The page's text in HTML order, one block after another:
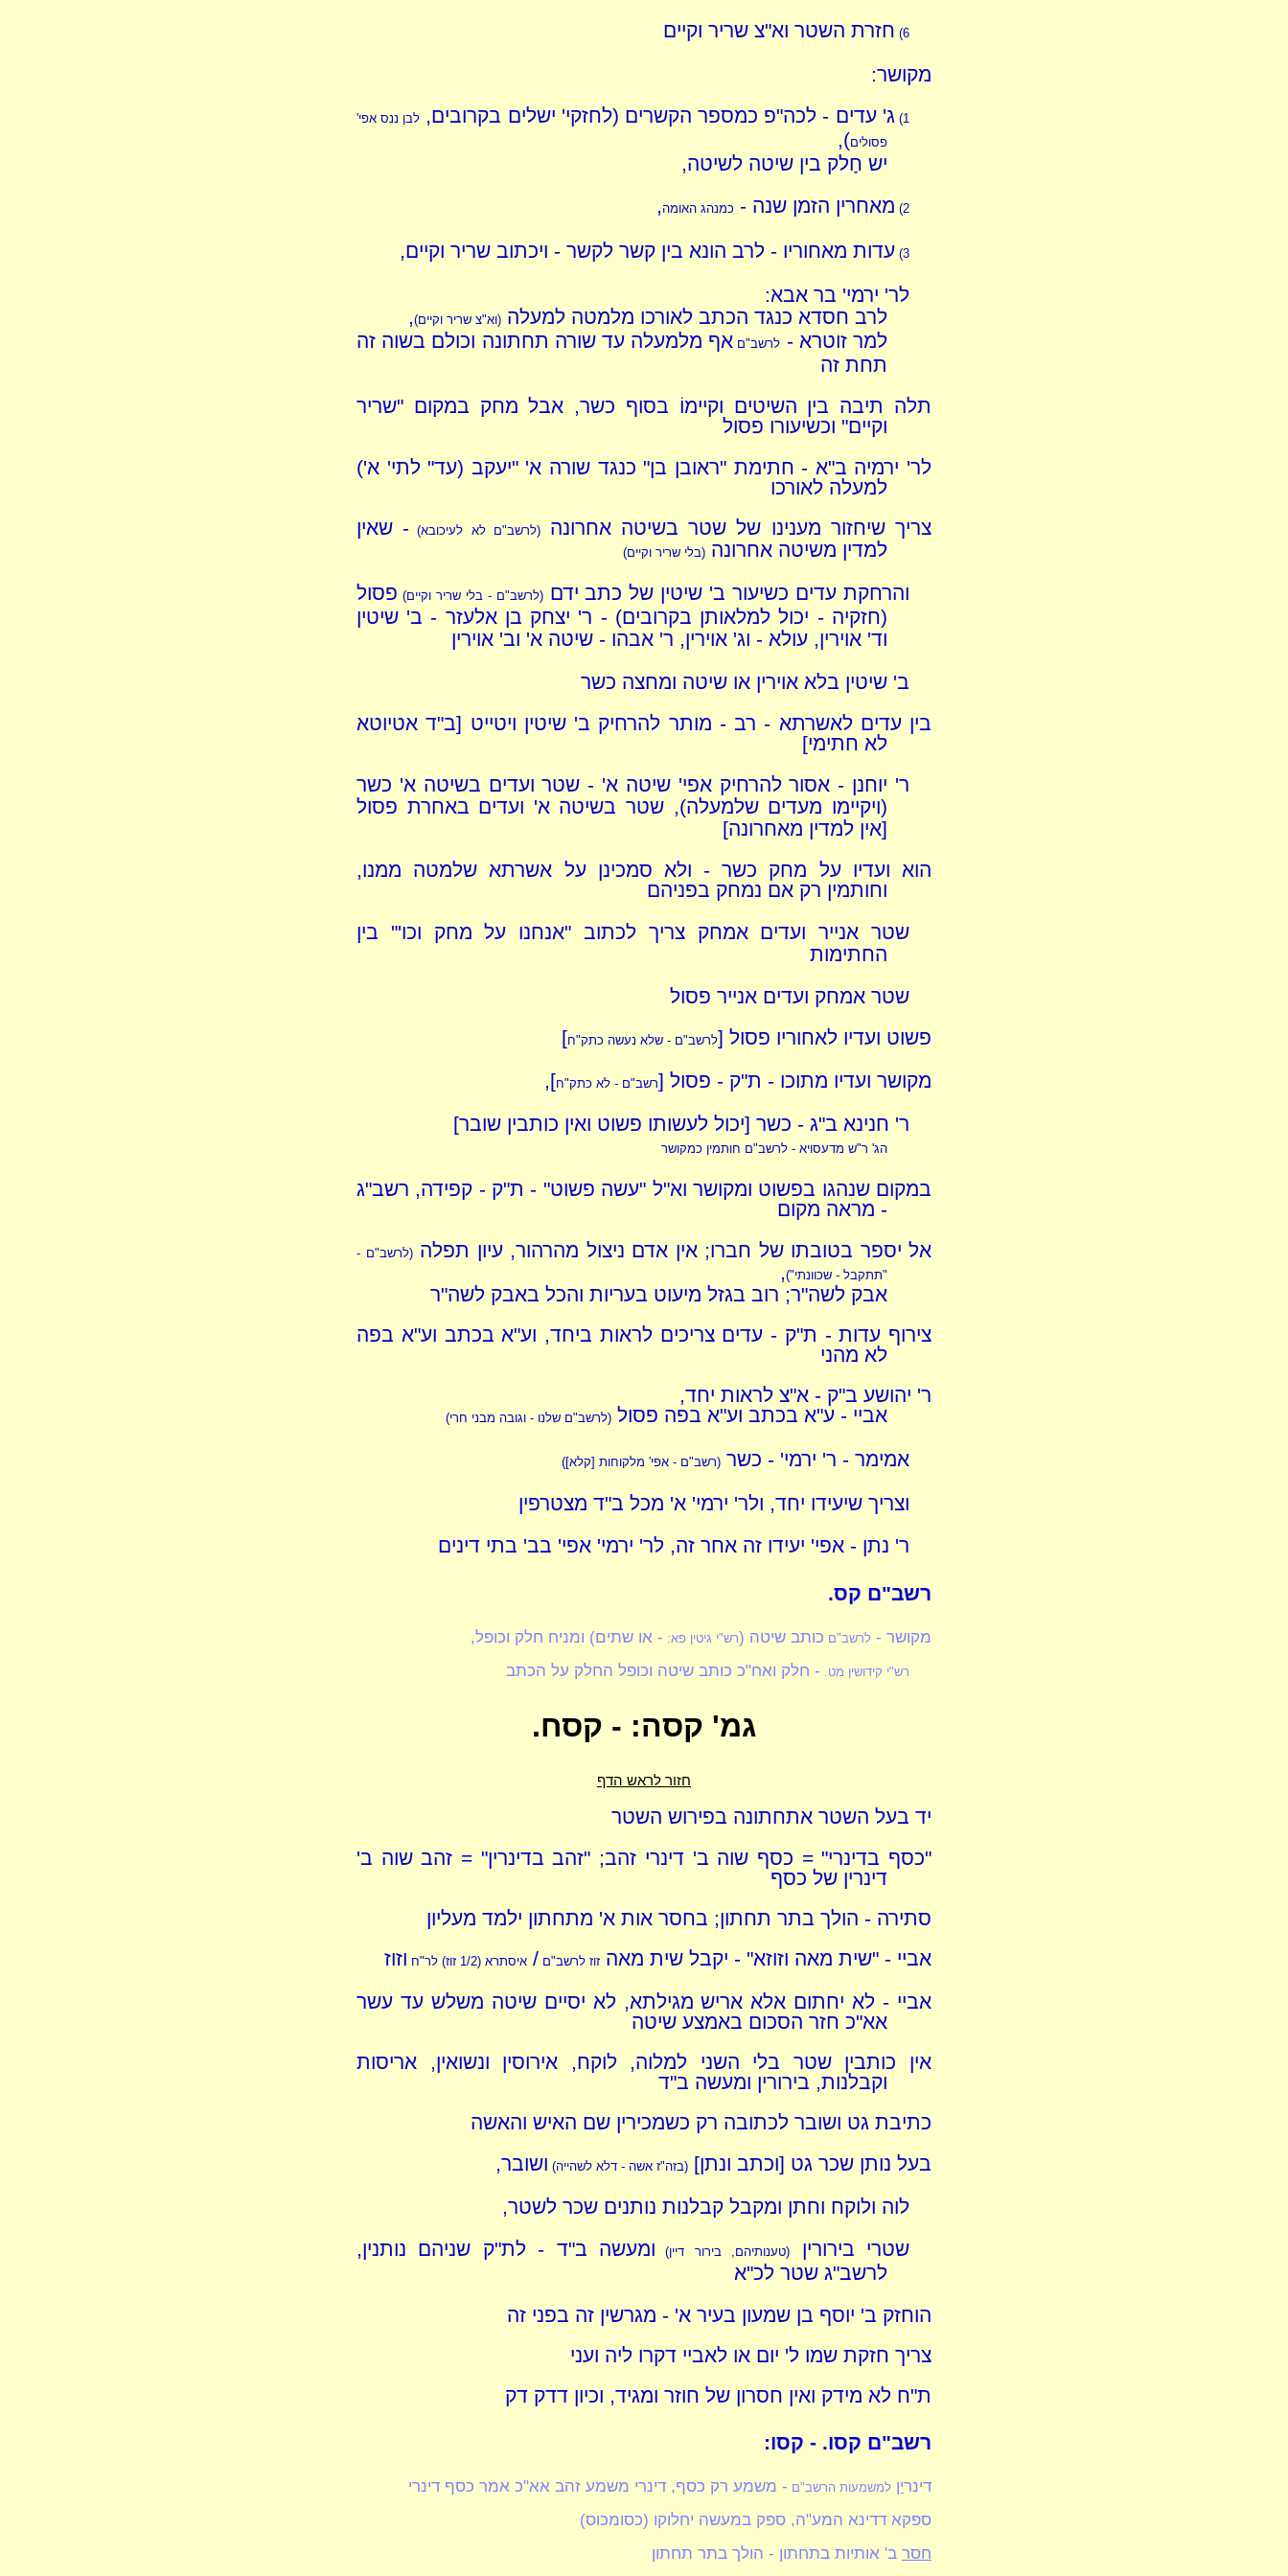
6) חזרת השטר וא"צ שריר וקיים
מקושר:
1) ג' עדים - לכה"פ כמספר הקשרים (לחזקי' ישלים בקרובים, לבן ננס אפי'
פסולים),
יש חָלק בין שיטה לשיטה,
2) מאחרין הזמן שנה - כמנהג האומה ,
3) עדות מאחוריו - לרב הונא בין קשר לקשר - ויכתוב שריר וקיים,
לר' ירמי' בר אבא:
לרב חסדא כנגד הכתב לאורכו מלמטה למעלה(וא"צ שריר וקיים),
למר זוטרא - לרשב"ם אף מלמעלה עד שורה תחתונה וכולם בשוה זה
תחת זה
תלה תיבה בין השיטים וקיימוֹ בסוף כשר, אבל מחק במקום "שריר
וקיים" וכשיעורו פסול
לר' ירמיה ב"א - חתימת "ראובן בן" כנגד שורה א' "יעקב (עד" לתי' א')
למעלה לאורכו
צריך שיחזור מענינו של שטר בשיטה אחרונה(לרשב"ם לא לעיכובא) - שאין
למדין משיטה אחרונה(בלי שריר וקיים)
והרחקת עדים כשיעור ב' שיטין של כתב ידם(לרשב"ם - בלי שריר וקיים) פסול
(חזקיה - יכול למלאותן בקרובים) - ר' יצחק בן אלעזר - ב' שיטין
וד' אוירין, עולא - וג' אוירין, ר' אבהו - שיטה א' וב' אוירין
ב' שיטין בלא אוירין או שיטה ומחצה כשר
בין עדים לאשרתא - רב - מותר להרחיק ב' שיטין ויטייט [ב"ד אטיוטא
לא חתימי]
ר' יוחנן - אסור להרחיק אפי' שיטה א' - שטר ועדים בשיטה א' כשר
(ויקיימו מעדים שלמעלה), שטר בשיטה א' ועדים באחרת פסול
[אין למדין מאחרונה]
הוא ועדיו על מחק כשר - ולא סמכינן על אשרתא שלמטה ממנו,
וחותמין רק אם נמחק בפניהם
שטר אנייר ועדים אמחק צריך לכתוב "אנחנו על מחק וכו'" בין
החתימות
שטר אמחק ועדים אנייר פסול
פשוט ועדיו לאחוריו פסול [לרשב"ם - שלא נעשה כתק"ח]
מקושר ועדיו מתוכו - ת"ק - פסול [רשב"ם - לא כתק"ח],
ר' חנינא ב"ג - כשר [יכול לעשותו פשוט ואין כותבין שובר]
הג' ר"ש מדעסויא - לרשב"ם חותמין כמקושר
במקום שנהגו בפשוט ומקושר וא"ל "עשה פשוט" - ת"ק - קפידה, רשב"ג
- מראה מקום
אל יספר בטובתו של חברו; אין אדם ניצול מהרהור, עיון תפלה(לרשב"ם -
"תתקבל - שכוונתי"),
אבק לשה"ר; רוב בגזל מיעוט בעריות והכל באבק לשה"ר
צירוף עדות - ת"ק - עדים צריכים לראות ביחד, וע"א בכתב וע"א בפה
לא מהני
ר' יהושע ב"ק - א"צ לראות יחד,
אביי - ע"א בכתב וע"א בפה פסול(לרשב"ם שלנו - וגובה מבני חרי)
אמימר - ר' ירמי' - כשר(רשב"ם - אפי' מלקוחות [קלא])
וצריך שיעידו יחד, ולר' ירמי' א' מכל ב"ד מצטרפין
ר' נתן - אפי' יעידו זה אחר זה, לר' ירמי' אפי' בב' בתי דינים
רשב"ם קס.
מקושר - לרשב"ם כותב שיטה (רש"י גיטין פא: - או שתים) ומניח חלק וכופל,
רש"י קידושין מט. - חלק ואח"כ כותב שיטה וכופל החלק על הכתב
גמ' קסה: - קסח.
חזור לראש הדף
יד בעל השטר אתחתונה בפירוש השטר
"כסף בדינרי" = כסף שוה ב' דינרי זהב; "זהב בדינרין" = זהב שוה ב'
דינרין של כסף
סתירה - הולך בתר תחתון; בחסר אות א' מתחתון ילמד מעליון
אביי - "שית מאה וזוזא" - יקבל שית מאה זוז לרשב"ם / איסתרא (
1/2 זוז) לר"ח וזוז
אביי - לא יחתום אלא אריש מגילתא, לא יסיים שיטה משלש עד עשר
אא"כ חזר הסכום באמצע שיטה
אין כותבין שטר בלי השני למלוה, לוקח, אירוסין ונשואין, אריסות
וקבלנות, בירורין ומעשה ב"ד
כתיבת גט ושובר לכתובה רק כשמכירין שם האיש והאשה
בעל נותן שכר גט [וכתב ונתן] (בזה"ז אשה - דלא לשהייה) ושובר,
לוה ולוקח וחתן ומקבל קבלנות נותנים שכר לשטר,
שטרי בירורין
(טענותיהם, בירור דיין) ומעשה ב"ד - לת"ק שניהם נותנין,
לרשב"ג שטר לכ"א
הוחזק ב' יוסף בן שמעון בעיר א' - מגרשין זה בפני זה
צריך חזקת שמו ל' יום או לאביי דקרו ליה ועני
ת"ח לא מידק ואין חסרון של חוזר ומגיד, וכיון דדק דק
רשב"ם קסו. - קסו:
דינרין למשמעות הרשב"ם - משמע רק כסף, דינרי משמע זהב אא"כ אמר כסף דינרי
ספקא דדינא המע"ה, ספק במעשה יחלוקו (כסומכוס)
חסר ב' אותיות בתחתון - הולך בתר תחתון